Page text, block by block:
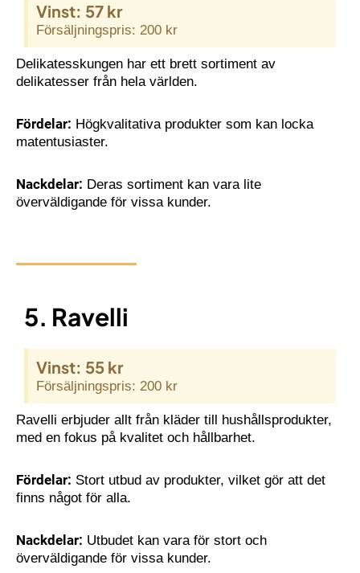
Vinst: 57 kr
Försäljningspris: 200 kr
Delikatesskungen har ett brett sortiment av
delikatesser från hela världen.
Fördelar: Högkvalitativa produkter som kan locka
matentusiaster.
Nackdelar: Deras sortiment kan vara lite
överväldigande för vissa kunder.
5. Ravelli
Vinst: 55 kr
Försäljningspris: 200 kr
Ravelli erbjuder allt från kläder till hushållsprodukter,
med en fokus på kvalitet och hållbarhet.
Fördelar: Stort utbud av produkter, vilket gör att det
finns något för alla.
Nackdelar: Utbudet kan vara för stort och
överväldigande för vissa kunder.